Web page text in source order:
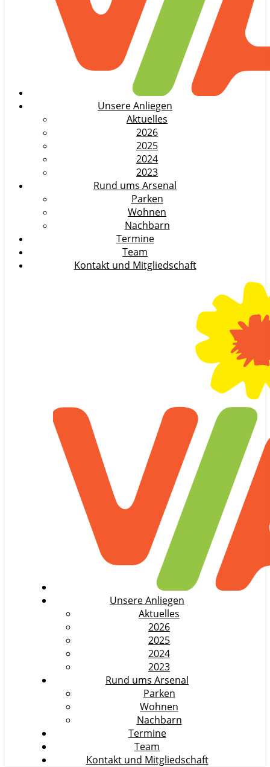
Unsere Anliegen
Aktuelles
2026
2025
2024
2023
Rund ums Arsenal
Parken
Wohnen
Nachbarn
Termine
Team
Kontakt und Mitgliedschaft
Unsere Anliegen
Aktuelles
2026
2025
2024
2023
Rund ums Arsenal
Parken
Wohnen
Nachbarn
Termine
Team
Kontakt und Mitgliedschaft